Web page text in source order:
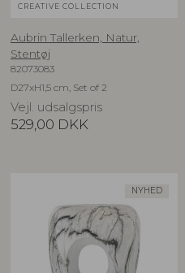
CREATIVE COLLECTION
Aubrin Tallerken, Natur,
Stentøj
82073083
D27xH1,5 cm, Set of 2
Vejl. udsalgspris
529,00 DKK
NYHED